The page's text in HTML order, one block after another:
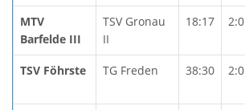
MTV
Barfelde III
TSV Gronau
II
18:17 2:0
TSV Föhrste TG Freden 38:30 2:0